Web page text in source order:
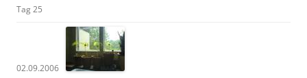
Tag 25
02.09.2006